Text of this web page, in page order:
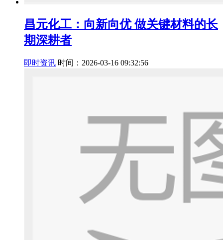
昌元化工：向新向优 做关键材料的长
期深耕者
即时资讯 时间：2026-03-16 09:32:56